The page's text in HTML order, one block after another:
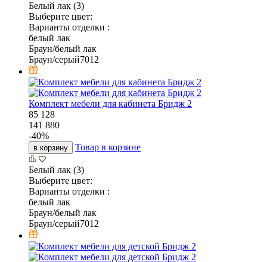
Белый лак (3)
Выберите цвет:
Варианты отделки :
белый лак
Браун/белый лак
Браун/серый7012
Комплект мебели для кабинета Бридж 2
85 128
141 880
-40%
в корзину Товар в корзине
Белый лак (3)
Выберите цвет:
Варианты отделки :
белый лак
Браун/белый лак
Браун/серый7012